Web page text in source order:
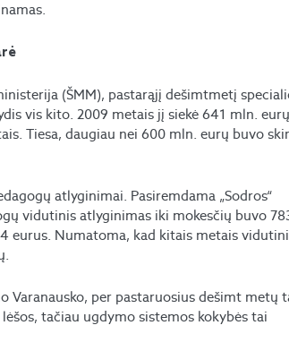
(ŠMM), pastarąjį dešimtmetį
vis kito. 2009 metais jį siekė 641 mln.
Tiesa, daugiau nei 600 mln. eurų buvo
atlyginimai. Pasiremdama „Sodros“
vidutinis atlyginimas iki mokesčių buvo
eurus. Numatoma, kad kitais metais
Varanausko, per pastaruosius dešimt metų
tačiau ugdymo sistemos kokybės tai